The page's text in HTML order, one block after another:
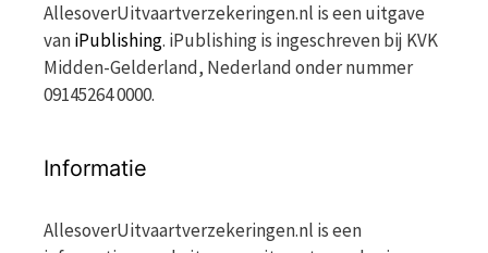
AllesoverUitvaartverzekeringen.nl is een uitgave
vaniPublishing. iPublishing is ingeschreven bij KVK
Midden-Gelderland, Nederland onder nummer
09145264 0000.
Informatie
AllesoverUitvaartverzekeringen.nl is een